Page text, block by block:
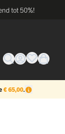
tot 50%!
€ 65,00.